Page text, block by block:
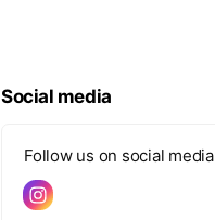
Social media
Follow us on social media